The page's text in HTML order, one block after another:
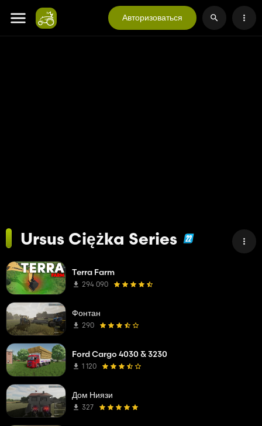
Авторизоваться
Ursus Ciężka Series
Terra Farm
294 090
Фонтан
290
Ford Cargo 4030 & 3230
1 120
Дом Ниязи
327